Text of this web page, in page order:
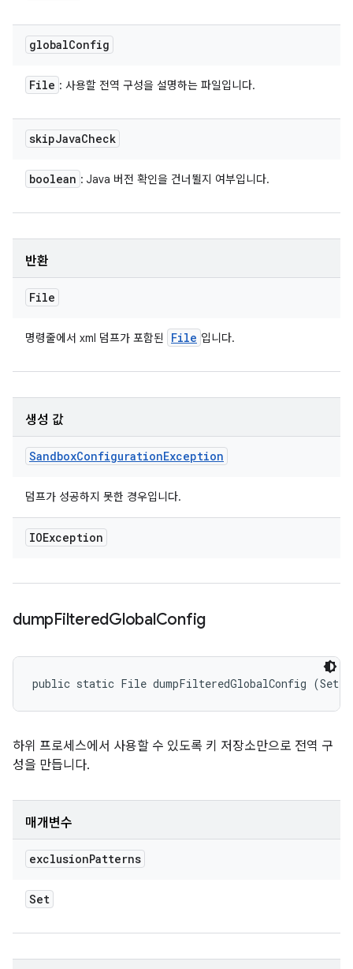
globalConfig
File : 사용할 전역 구성을 설명하는 파일입니다.
skipJavaCheck
boolean : Java 버전 확인을 건너뛸지 여부입니다.
반환
File
명령줄에서 xml 덤프가 포함된 File 입니다.
생성 값
SandboxConfigurationException
덤프가 성공하지 못한 경우입니다.
IOException
dumpFilteredGlobalConfig
public static File dumpFilteredGlobalConfig
하위 프로세스에서 사용할 수 있도록 키 저장소만으로 전역 구
성을 만듭니다.
매개변수
exclusionPatterns
Set